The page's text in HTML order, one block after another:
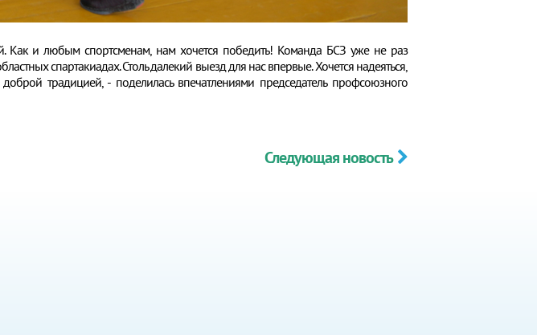
Как и любым спортсменам, нам хочется победить! Команда БСЗ уже не раз
спартакиадах. Столь далекий выезд для нас впервые. Хочется надеяться,
традицией, - поделилась впечатлениями председатель профсоюзного
Следующая новость